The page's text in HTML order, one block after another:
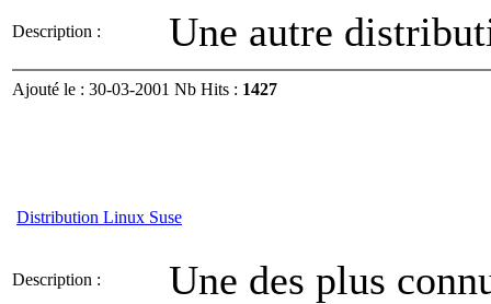
Description : Une autre
Ajouté le : 30-03-2001 Nb Hits : 1427
Distribution Linux Suse
Description : Une des plus